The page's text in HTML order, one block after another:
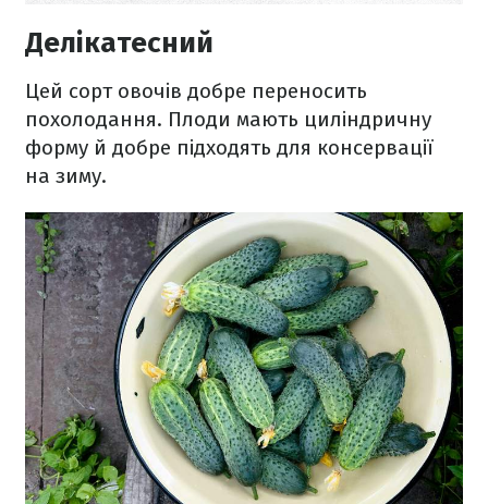
Делікатесний
Цей сорт овочів добре переносить
похолодання. Плоди мають циліндричну
форму й добре підходять для консервації
на зиму.